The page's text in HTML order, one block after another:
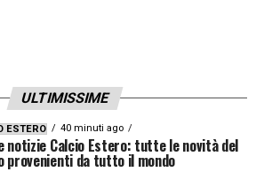
NOSTRE TOP NEWS
ULTIMISSIME
ESTERO 40 minuti ago
notizie Calcio Estero: tutte le novità del
provenienti da tutto il mondo